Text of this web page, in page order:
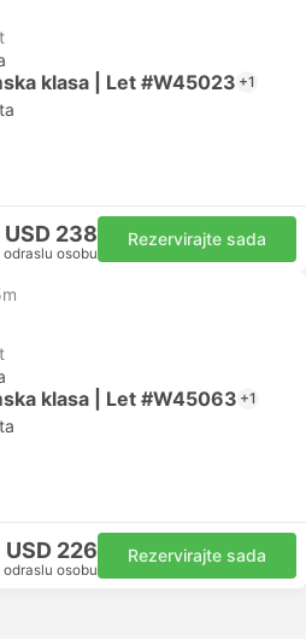
klasa | Let #W45023 +1
USD 238
odraslu osobu
Rezervirajte sada
klasa | Let #W45063 +1
USD 226
odraslu osobu
Rezervirajte sada